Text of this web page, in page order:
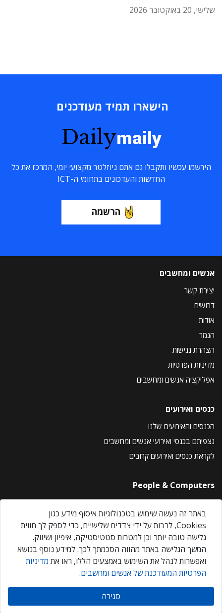
שלישי, 20 באוקטובר 2026
הישארו תמיד מעודכנים
Dailymaily
הירשמו עכשיו ותקבלו גם אתם ניוזלטר מקצועי יומי, המרכז את כל
החדשות והעדכונים בתחומי ה-ICT
הרשמה
אנשים ומחשבים
יצירת קשר
דרושים
אודות
הנמר
הצהרת נגישות
מדיניות הפרטיות
אפליקציה אנשים ומחשבים
כנסים ואירועים
הכנסים והאירועים שלנו
נצפיתם בכנסי ואירועי אנשים ומחשבים
לקראת כנסים ואירועים קרובים
People & Computers
About Us
Privacy Policy
Contact Us
Our Events
אנשים ומחשבים © 2026 – כל הזכויות שמורות
באתר זה נעשה שימוש בטכנולוגיות איסוף מידע כגון
Cookies, לרבות על ידי צדדים שלישיים, כדי לספק לך חווית
גלישה טובה יותר וכן למטרות סטטיסטיקה, איפיון ושיווק.
המשך הגלישה באתר מהווה הסכמתך לכך. למידע נוסף בנושא
ואפשרות לנהל את השימוש באמצעים הללו, ראו את מדיניות
הפרטיות המעודכנת של אנשים ומחשבים.
סגירה